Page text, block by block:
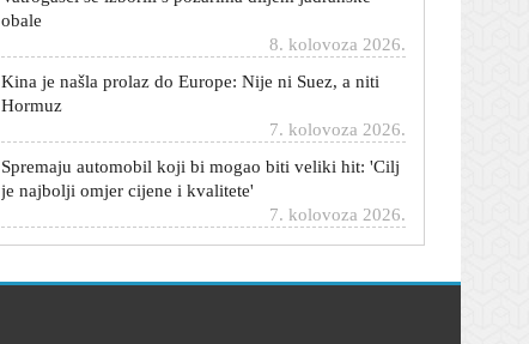
8. kolovoza 2026.
Kina je našla prolaz do Europe: Nije ni Suez, a niti
Hormuz
Spremaju automobil koji bi mogao biti veliki hit: 'Cilj
je najbolji omjer cijene i kvalitete'
7. kolovoza 2026.
Stručnjak izdvojio pet 'vječnih' automobila koje
možete kupiti za manje od 20.000 eura